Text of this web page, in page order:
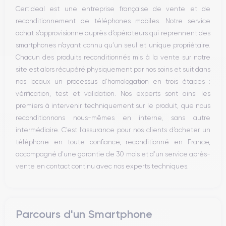
Bouton Home
Bluetooth
WiFi
Réseau
Vibreur
Prise USB
Certideal est une entreprise française de vente et de
reconditionnement de téléphones mobiles. Notre service
achat s’approvisionne auprès d’opérateurs qui reprennent des
smartphones n’ayant connu qu’un seul et unique propriétaire.
Chacun des produits reconditionnés mis à la vente sur notre
site est alors récupéré physiquement par nos soins et suit dans
nos locaux un processus d’homologation en trois étapes :
vérification, test et validation. Nos experts sont ainsi les
premiers à intervenir techniquement sur le produit, que nous
reconditionnons nous-mêmes en interne, sans autre
intermédiaire. C’est l’assurance pour nos clients d’acheter un
téléphone en toute confiance, reconditionné en France,
accompagné d’une garantie de 30 mois et d’un service après-
vente en contact continu avec nos experts techniques.
Parcours d'un Smartphone